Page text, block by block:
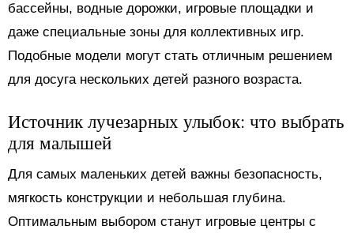
бассейны, водные дорожки, игровые площадки и
даже специальные зоны для коллективных игр.
Подобные модели могут стать отличным решением
для досуга нескольких детей разного возраста.
Источник лучезарных улыбок: что выбрать
для малышей
Для самых маленьких детей важны безопасность,
мягкость конструкции и небольшая глубина.
Оптимальным выбором станут игровые центры с